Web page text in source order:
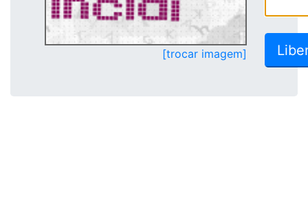
[trocar imagem]